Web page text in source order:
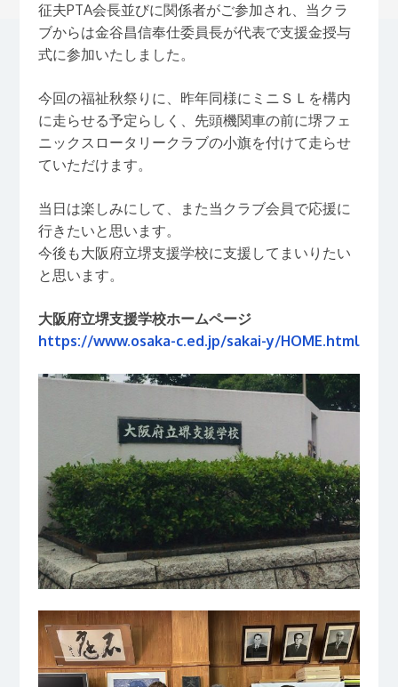
征夫PTA会長並びに関係者がご参加され、当クラ
ブからは金谷昌信奉仕委員長が代表で支援金授与
式に参加いたしました。
今回の福祉秋祭りに、昨年同様にミニＳＬを構内
に走らせる予定らしく、先頭機関車の前に堺フェ
ニックスロータリークラブの小旗を付けて走らせ
ていただけます。
当日は楽しみにして、また当クラブ会員で応援に
行きたいと思います。
今後も大阪府立堺支援学校に支援してまいりたい
と思います。
大阪府立堺支援学校ホームページ
https://www.osaka-c.ed.jp/sakai-y/HOME.html